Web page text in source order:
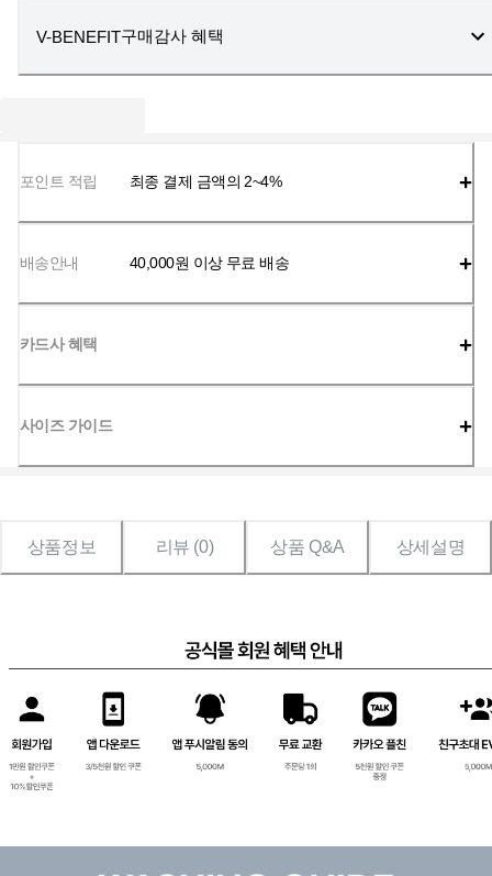
V-BENEFIT구매감사 혜택
포인트 적립 최종 결제 금액의 2~4%
배송안내 40,000원 이상 무료 배송
카드사 혜택
사이즈 가이드
상품정보 리뷰 (0) 상품 Q&A 상세설명